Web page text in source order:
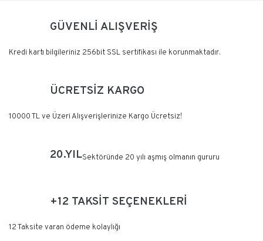
Yorum Yaz
GÜVENLİ ALIŞVERİŞ
Kredi kartı bilgileriniz 256bit SSL sertifikası ile korunmaktadır.
ÜCRETSİZ KARGO
10000 TL ve Üzeri Alışverişlerinize Kargo Ücretsiz!
20.YILSektöründe 20 yılı aşmış olmanın gururu
+12 TAKSİT SEÇENEKLERİ
12 Taksite varan ödeme kolaylığı